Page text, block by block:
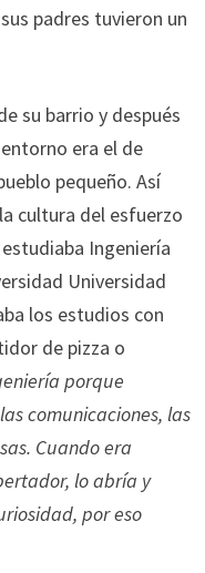
padres tuvieron un
su barrio y después
era el de
pequeño. Así
cultura del esfuerzo
Ingeniería
Universidad
los estudios con
de pizza o
porque
comunicaciones, las
Cuando era
lo abría y
por eso